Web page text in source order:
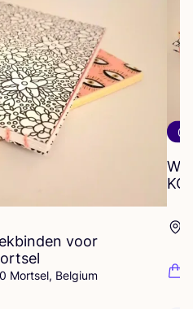
voor
Mortsel, Belgium
07